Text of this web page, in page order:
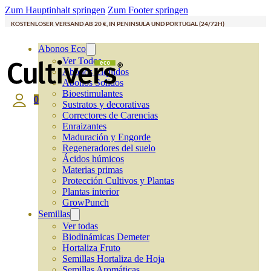
Zum Hauptinhalt springen Zum Footer springen
KOSTENLOSER VERSAND AB 20 €, IN PENINSULA UND PORTUGAL (24/72H)
Abonos Eco
Ver Todos
Abonos Líquidos
Abonos Solidos
Bioestimulantes
Sustratos y decorativas
Correctores de Carencias
Enraizantes
Maduración y Engorde
Regeneradores del suelo
Ácidos húmicos
Materias primas
Protección Cultivos y Plantas
Plantas interior
GrowPunch
Semillas
Ver todas
Biodinámicas Demeter
Hortaliza Fruto
Semillas Hortaliza de Hoja
0